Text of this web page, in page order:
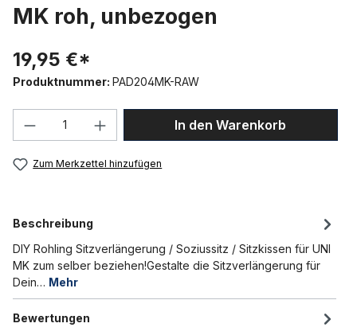
MK roh, unbezogen
19,95 €*
Produktnummer: PAD204MK-RAW
Produkt Anzahl: Gib den gewünschten
In den Warenkorb
Zum Merkzettel hinzufügen
Beschreibung
DIY Rohling Sitzverlängerung / Soziussitz / Sitzkissen für UNI
MK zum selber beziehen!Gestalte die Sitzverlängerung für
Dein… Mehr
Bewertungen